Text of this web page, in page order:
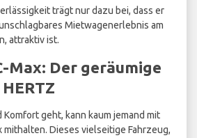
trägt nur dazu bei, dass er
Mietwagenerlebnis am
attraktiv ist.
Max: Der geräumige
Komfort geht, kann kaum jemand mit
mithalten. Dieses vielseitige Fahrzeug,